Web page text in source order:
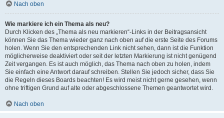
Nach oben
Wie markiere ich ein Thema als neu?
Durch Klicken des „Thema als neu markieren“-Links in der Beitragsansicht
können Sie das Thema wieder ganz nach oben auf die erste Seite des Forums
holen. Wenn Sie den entsprechenden Link nicht sehen, dann ist die Funktion
möglicherweise deaktiviert oder seit der letzten Markierung ist nicht genügend
Zeit vergangen. Es ist auch möglich, das Thema nach oben zu holen, indem
Sie einfach eine Antwort darauf schreiben. Stellen Sie jedoch sicher, dass Sie
die Regeln dieses Boards beachten! Es wird meist nicht gerne gesehen, wenn
ohne triftigen Grund auf alte oder abgeschlossene Themen geantwortet wird.
Nach oben